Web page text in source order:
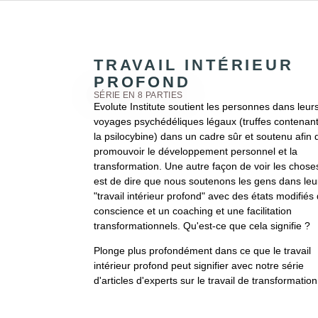
TRAVAIL INTÉRIEUR
PROFOND
SÉRIE EN 8 PARTIES
Evolute Institute soutient les personnes dans
voyages psychédéliques légaux (truffes
la psilocybine) dans un cadre sûr et soutenu afin
promouvoir le développement personnel et la
transformation. Une autre façon de voir les
est de dire que nous soutenons les gens dans
"travail intérieur profond" avec des états modifiés
conscience et un coaching et une facilitation
transformationnels. Qu'est-ce que cela signifie ?
Plonge plus profondément dans ce que le travail
intérieur profond peut signifier avec notre série
d'articles d'experts sur le travail de transformation.